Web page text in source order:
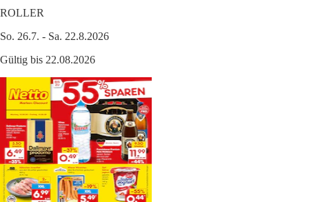
ROLLER
So. 26.7. - Sa. 22.8.2026
Gültig bis 22.08.2026